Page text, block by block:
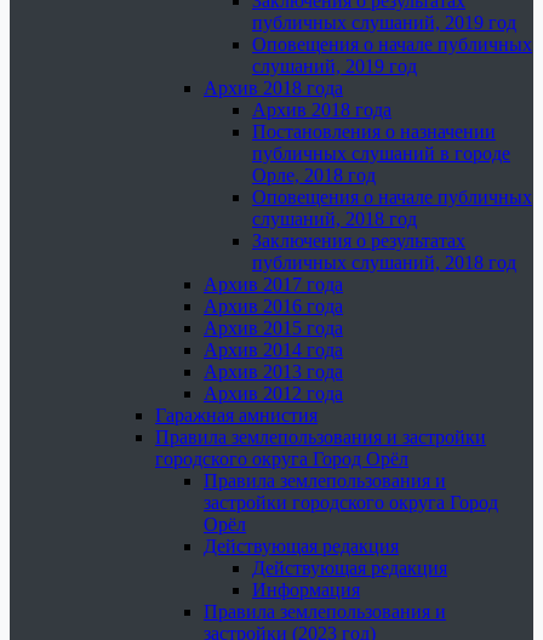
публичных слушаний, 2019 год
Оповещения о начале публичных
слушаний, 2019 год
Архив 2018 года
Архив 2018 года
Постановления о назначении
публичных слушаний в городе
Орле, 2018 год
Оповещения о начале публичных
слушаний, 2018 год
Заключения о результатах
публичных слушаний, 2018 год
Архив 2017 года
Архив 2016 года
Архив 2015 года
Архив 2014 года
Архив 2013 года
Архив 2012 года
Гаражная амнистия
Правила землепользования и застройки
городского округа Город Орёл
Правила землепользования и
застройки городского округа Город
Орёл
Действующая редакция
Действующая редакция
Информация
Правила землепользования и
застройки (2023 год)